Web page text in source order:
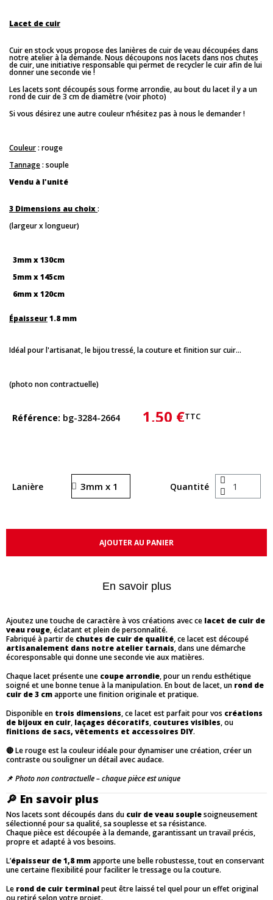
Lacet de cuir
Cuir en stock vous propose des lanières de cuir de veau découpées dans
notre atelier à la demande. Nous découpons nos lacets dans nos chutes
de cuir, une initiative responsable qui permet de recycler le cuir afin de lui
donner une seconde vie !
Les lacets sont découpés sous forme arrondie, au bout du lacet il y a un
rond de cuir de 3 cm de diamètre (voir photo)
Si vous désirez une autre couleur n’hésitez pas à nous le demander !
Couleur: rouge
Tannage: souple
Vendu à l'unité
3 Dimensions au choix:
(largeur x longueur)
3mm x 130cm
5mm x 145cm
6mm x 120cm
Épaisseur1.8 mm
Idéal pour l'artisanat, le bijou tressé, la couture et finition sur cuir...
(photo non contractuelle)
Référence bg-3284-2664 1,50 €TTC
Lanière Quantité
AJOUTER AU PANIER
En savoir plus
Ajoutez une touche de caractère à vos créations avec ce lacet de cuir de
veau rouge, éclatant et plein de personnalité.
Fabriqué à partir de chutes de cuir de qualité, ce lacet est découpé
artisanalement dans notre atelier tarnais, dans une démarche
écoresponsable qui donne une seconde vie aux matières.
Chaque lacet présente une coupe arrondie, pour un rendu esthétique
soigné et une bonne tenue à la manipulation. En bout de lacet, un rond de
cuir de 3 cmapporte une finition originale et pratique.
Disponible en trois dimensions, ce lacet est parfait pour vos créations
de bijoux en cuir, laçages décoratifs, coutures visibles, ou
finitions de sacs, vêtements et accessoires DIY.
🔴 Le rouge est la couleur idéale pour dynamiser une création, créer un
contraste ou souligner un détail avec audace.
📌 Photo non contractuelle – chaque pièce est unique
🔎 En savoir plus
Nos lacets sont découpés dans du cuir de veau souplesoigneusement
sélectionné pour sa qualité, sa souplesse et sa résistance.
Chaque pièce est découpée à la demande, garantissant un travail précis,
propre et adapté à vos besoins.
L’épaisseur de 1,8 mmapporte une belle robustesse, tout en conservant
une certaine flexibilité pour faciliter le tressage ou la couture.
Le rond de cuir terminalpeut être laissé tel quel pour un effet original
ou retiré selon votre projet.